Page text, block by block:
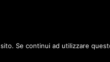
Se continui ad utilizzare